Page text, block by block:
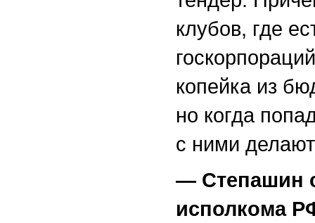
клубов, где
копейка из
но когда
с ними делают
— Степашин
исполкома